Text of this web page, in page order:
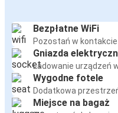
Bezpłatne WiFi
Pozostań w
Gniazda
Ładowanie urządzeń
Wygodne fotele
Dodatkowa
Miejsce na bagaż